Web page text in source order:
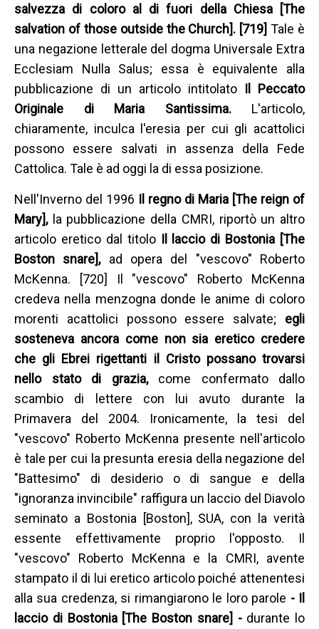
salvezza di coloro al di fuori della Chiesa [The
salvation of those outside the Church]. [719]Tale è
una negazione letterale del dogma Universale Extra
Ecclesiam Nulla Salus; essa è equivalente alla
pubblicazione di un articolo intitolato Il Peccato
Originale di Maria Santissima. L'articolo,
chiaramente, inculca l'eresia per cui gli acattolici
possono essere salvati in assenza della Fede
Cattolica. Tale è ad oggi la di essa posizione.
Nell'Inverno del 1996 Il regno di Maria [The reign of
Mary], la pubblicazione della CMRI, riportò un altro
articolo eretico dal titolo Il laccio di Bostonia [The
Boston snare], ad opera del "vescovo" Roberto
McKenna. [720] Il "vescovo" Roberto McKenna
credeva nella menzogna donde le anime di coloro
morenti acattolici possono essere salvate; egli
sosteneva ancora come non sia eretico credere
che gli Ebrei rigettanti il Cristo possano trovarsi
nello stato di grazia, come confermato dallo
scambio di lettere con lui avuto durante la
Primavera del 2004. Ironicamente, la tesi del
"vescovo" Roberto McKenna presente nell'articolo
è tale per cui la presunta eresia della negazione del
"Battesimo" di desiderio o di sangue e della
"ignoranza invincibile" raffigura un laccio del Diavolo
seminato a Bostonia [Boston], SUA, con la verità
essente effettivamente proprio l'opposto. Il
"vescovo" Roberto McKenna e la CMRI, avente
stampato il di lui eretico articolo poiché attenentesi
alla sua credenza, si rimangiarono le loro parole - Il
laccio di Bostonia [The Boston snare] -durante lo